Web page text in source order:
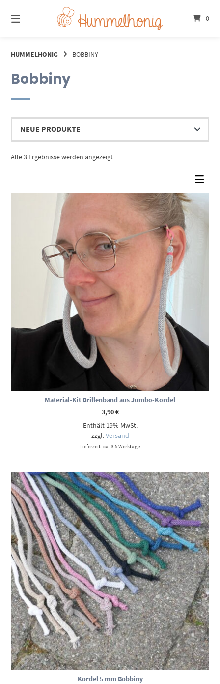
zum
Inhalt
0
HUMMELHONIG BOBBINY
Bobbiny
Alle 3 Ergebnisse werden angezeigtNach
Material-Kit Brillenband aus Jumbo-Kordel
3,90€
Enthält 19% MwSt.
zzgl.Versand
Lieferzeit: ca. 3-5 Werktage
Kordel 5 mm Bobbiny